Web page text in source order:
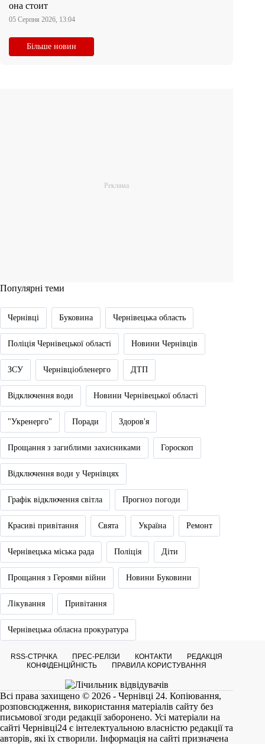
она стоит
05 Серпня 2026, 13:04
Більше новин
Популярні теми
Чернівці Буковина Чернівецька область
Поліція Чернівецької області Новини Чернівців
ЗСУ Чернівціобленерго ДТП
Відключення води Новини Чернівецької області
"Укренерго" Поради Здоров'я
Прощання з загиблими захисниками Гороскоп
Відключення води у Чернівцях
Графік відключення світла Прогноз погоди
Красиві привітання Свята Україна Ремонт
Чернівецька міська рада Поліція Діти
Прощання з Героями війни Новини Буковини
Лікування Привітання
Чернівецька обласна прокуратура
RSS-СТРІЧКА ПРЕС-РЕЛІЗИ КОНТАКТИ
РЕДАКЦІЯ
КОНФІДЕНЦІЙНІСТЬ
ПРАВИЛА КОРИСТУВАННЯ
Всі права захищено © 2026 - Чернівці 24. Копіювання,
розповсюдження, використання матеріалів сайту без
письмової згоди редакції заборонено. Усі матеріали на
сайті Чернівці24 є інтелектуальною власністю редакції та
авторів, які їх створили. Інформація на сайті призначена